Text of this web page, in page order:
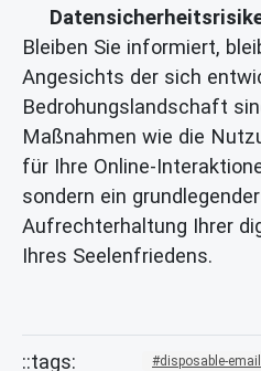
Bleiben Sie informiert,
Angesichts der sich
Bedrohungslandschaft
Maßnahmen wie die
für Ihre Online-
sondern ein
Aufrechterhaltung Ihrer
Ihres Seelenfriedens.
disposable-email